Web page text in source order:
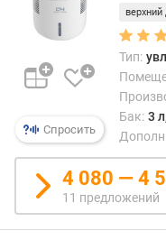
у
л
р
н
о
с
т
и
Спросить
верхний
Тип:
Бак: 3
4 080 — 4
11 предложений